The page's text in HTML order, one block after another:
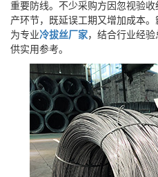
重要防线。不少采购方因忽视验
产环节，既延误工期又增加成本
为专业冷拔丝厂家，结合行业经
供实用参考。